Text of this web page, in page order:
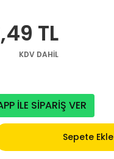
TL
KDV DAHİL
İLE SİPARİŞ VER
Sepete Ekle